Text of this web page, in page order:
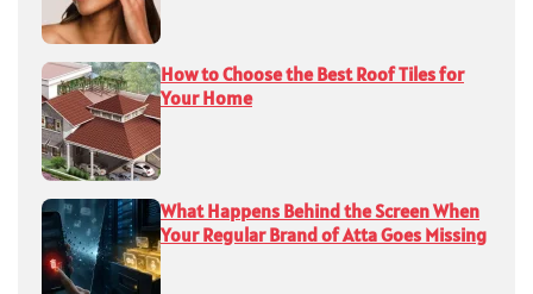
How to Choose the Best Roof Tiles for
Your Home
What Happens Behind the Screen When
Your Regular Brand of Atta Goes Missing